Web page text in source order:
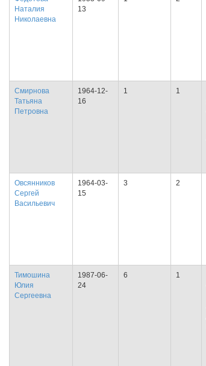
Наталия
Николаевна
13
Смирнова
Татьяна
Петровна
1964-12-
16
1 1
Овсянников
Сергей
Васильевич
1964-03-
15
3 2
Тимошина
Юлия
Сергеевна
1987-06-
24
6 1